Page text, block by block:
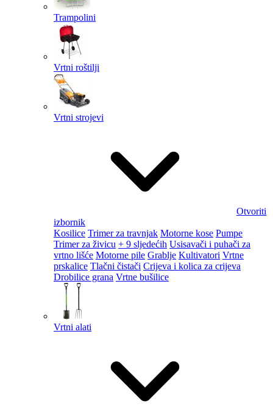
Trampolini
Vrtni roštilji
Vrtni strojevi
Otvoriti
izbornik
Kosilice Trimer za travnjak Motorne kose Pumpe
Trimer za živicu + 9 sljedećih Usisavači i puhači za
vrtno lišće Motorne pile Grablje Kultivatori Vrtne
prskalice Tlačni čistači Crijeva i kolica za crijeva
Drobilice grana Vrtne bušilice
Vrtni alati